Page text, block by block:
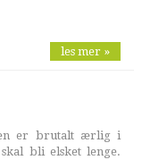
les mer »
er brutalt ærlig i
bli elsket lenge.